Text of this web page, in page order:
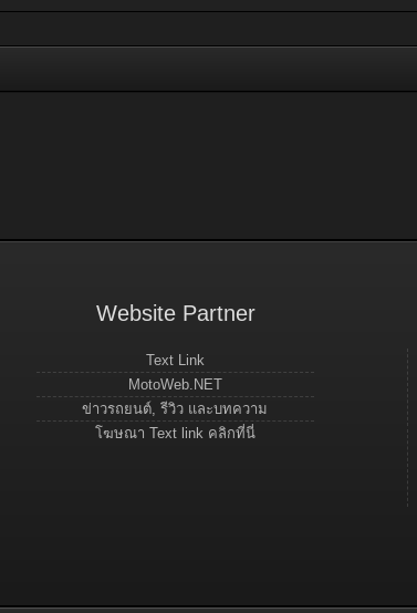
Website Partner
Text Link
MotoWeb.NET
ข่าวรถยนต์, รีวิว และบทความ
โฆษณา Text link คลิกที่นี่